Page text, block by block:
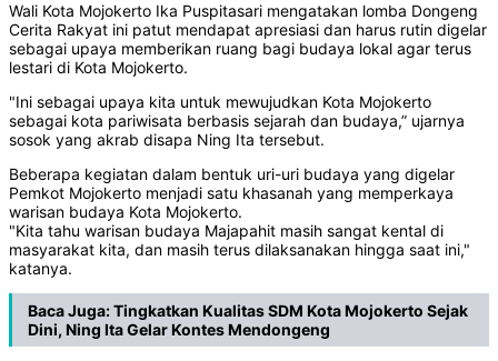
Wali Kota Mojokerto Ika Puspitasari mengatakan lomba Dongeng
Cerita Rakyat ini patut mendapat apresiasi dan harus rutin digelar
sebagai upaya memberikan ruang bagi budaya lokal agar terus
lestari di Kota Mojokerto.
"Ini sebagai upaya kita untuk mewujudkan Kota Mojokerto
sebagai kota pariwisata berbasis sejarah dan budaya,” ujarnya
sosok yang akrab disapa Ning Ita tersebut.
Beberapa kegiatan dalam bentuk uri-uri budaya yang digelar
Pemkot Mojokerto menjadi satu khasanah yang memperkaya
warisan budaya Kota Mojokerto.
"Kita tahu warisan budaya Majapahit masih sangat kental di
masyarakat kita, dan masih terus dilaksanakan hingga saat ini,"
katanya.
Baca Juga:Tingkatkan Kualitas SDM Kota Mojokerto Sejak
Dini, Ning Ita Gelar Kontes Mendongeng